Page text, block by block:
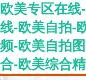
欧美专区在
线-欧美自拍-
频-欧美自拍
合-欧美综合